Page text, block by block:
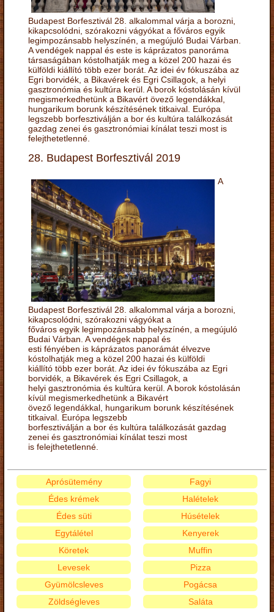
Budapest Borfesztivál 28. alkalommal várja a borozni,
kikapcsolódni, szórakozni vágyókat a főváros egyik
legimpozánsabb helyszínén, a megújuló Budai Várban.
A vendégek nappal és este is káprázatos panoráma
társaságában kóstolhatják meg a közel 200 hazai és
külföldi kiállító több ezer borát. Az idei év fókuszába az
Egri borvidék, a Bikavérek és Egri Csillagok, a helyi
gasztronómia és kultúra kerül. A borok kóstolásán kívül
megismerkedhetünk a Bikavért övező legendákkal,
hungarikum borunk készítésének titkaival. Európa
legszebb borfesztiválján a bor és kultúra találkozását
gazdag zenei és gasztronómiai kínálat teszi most is
felejthetetlenné.
28. Budapest Borfesztivál 2019
A
Budapest Borfesztivál 28. alkalommal várja a borozni,
kikapcsolódni, szórakozni vágyókat a
főváros egyik legimpozánsabb helyszínén, a megújuló
Budai Várban. A vendégek nappal és
esti fényében is káprázatos panorámát élvezve
kóstolhatják meg a közel 200 hazai és külföldi
kiállító több ezer borát. Az idei év fókuszába az Egri
borvidék, a Bikavérek és Egri Csillagok, a
helyi gasztronómia és kultúra kerül. A borok kóstolásán
kívül megismerkedhetünk a Bikavért
övező legendákkal, hungarikum borunk készítésének
titkaival. Európa legszebb
borfesztiválján a bor és kultúra találkozását gazdag
zenei és gasztronómiai kínálat teszi most
is felejthetetlenné.
Aprósütemény
Édes krémek
Édes süti
Egytálétel
Fagyi
Halételek
Húsételek
Kenyerek
Köretek
Levesek
Gyümölcsleves
Zöldségleves
Muffin
Pizza
Pogácsa
Saláta